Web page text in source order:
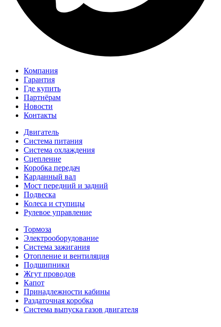
Компания
Гарантия
Где купить
Партнёрам
Новости
Контакты
Двигатель
Система питания
Система охлаждения
Сцепление
Коробка передач
Карданный вал
Мост передний и задний
Подвеска
Колеса и ступицы
Рулевое управление
Тормоза
Электрооборудование
Система зажигания
Отопление и вентиляция
Подшипники
Жгут проводов
Капот
Принадлежности кабины
Раздаточная коробка
Система выпуска газов двигателя